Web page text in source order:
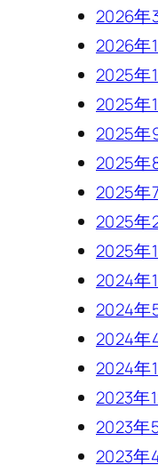
2026年
2026年
2025年
2025年
2025年
2025年
2025年
2025年
2025年
2024年
2024年
2024年
2024年
2023年
2023年
2023年